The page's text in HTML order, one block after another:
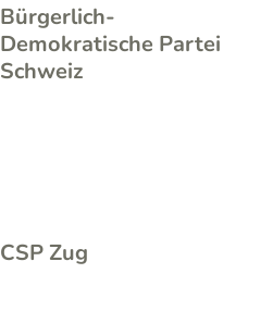
Bürgerlich-
Demokratische Partei
Schweiz
CSP Zug